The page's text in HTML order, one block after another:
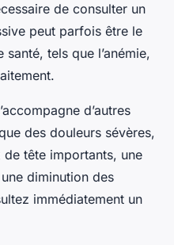
de consulter un
peut parfois être le
santé, tels que l’anémie,
d’autres
des douleurs sévères,
tête importants, une
diminution des
immédiatement un